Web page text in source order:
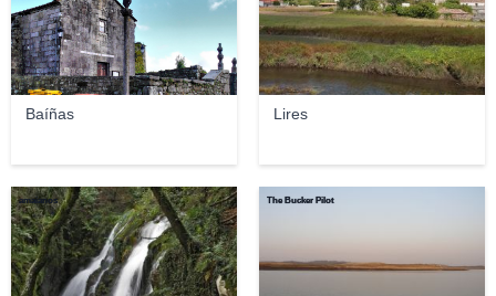
Baíñas Lires
amaianos The Bucker Pilot